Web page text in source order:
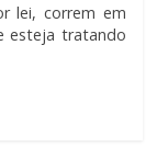
lei, correm em
esteja tratando